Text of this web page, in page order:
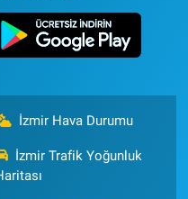
İzmir Hava Durumu
İzmir Trafik Yoğunluk